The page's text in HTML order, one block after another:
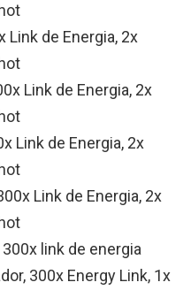
Link de Energia, 2x
Link de Energia, 2x
Link de Energia, 2x
Link de Energia, 2x
link de energia
300x Energy Link, 1x